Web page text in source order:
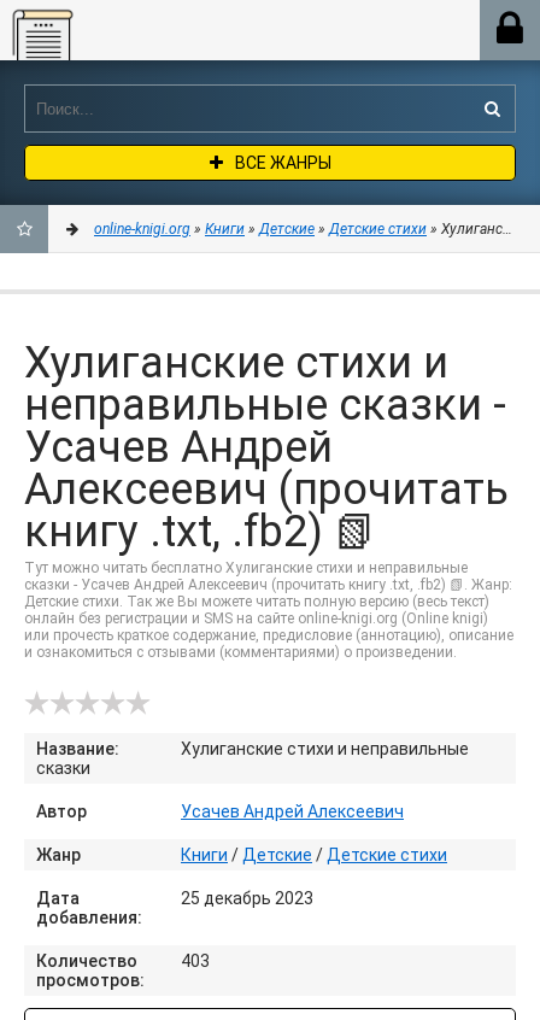
Online-knigi.org
ВСЕ ЖАНРЫ
ЗАКЛАДКИ
online-knigi.org » Книги »Детские »Детские стихи » Хулиганские
Хулиганские стихи и
неправильные сказки -
Усачев Андрей
Алексеевич (прочитать
книгу .txt, .fb2) 📗
Тут можно читать бесплатно Хулиганские стихи и неправильные
сказки - Усачев Андрей Алексеевич (прочитать книгу .txt, .fb2) 📗. Жанр:
Детские стихи. Так же Вы можете читать полную версию (весь текст)
онлайн без регистрации и SMS на сайте online-knigi.org (Online knigi)
или прочесть краткое содержание, предисловие (аннотацию), описание
и ознакомиться с отзывами (комментариями) о произведении.
Название:
Хулиганские стихи и неправильные
сказки
Автор Усачев Андрей Алексеевич
Жанр Книги / Детские / Детские стихи
Дата
добавления:
25 декабрь 2023
Количество
просмотров:
403